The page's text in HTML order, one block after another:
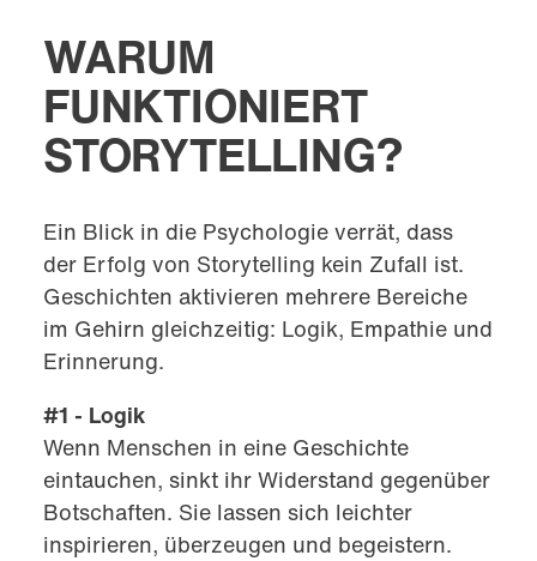
WARUM
FUNKTIONIERT
STORYTELLING?
Ein Blick in die Psychologie verrät, dass
der Erfolg von Storytelling kein Zufall ist.
Geschichten aktivieren mehrere Bereiche
im Gehirn gleichzeitig: Logik, Empathie und
Erinnerung.
#1 - Logik
Wenn Menschen in eine Geschichte
eintauchen, sinkt ihr Widerstand gegenüber
Botschaften. Sie lassen sich leichter
inspirieren, überzeugen und begeistern.